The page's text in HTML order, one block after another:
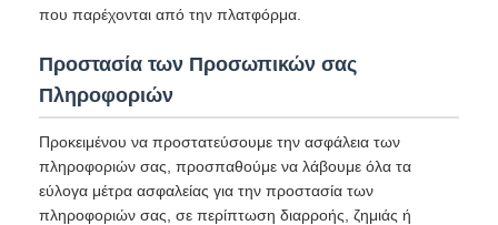
που παρέχονται από την πλατφόρμα.
Προστασία των Προσωπικών σας
Πληροφοριών
Προκειμένου να προστατεύσουμε την ασφάλεια των
πληροφοριών σας, προσπαθούμε να λάβουμε όλα τα
εύλογα μέτρα ασφαλείας για την προστασία των
πληροφοριών σας, σε περίπτωση διαρροής, ζημιάς ή